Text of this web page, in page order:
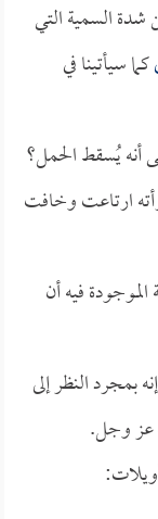
شدة السمية التي
كما سيأتينا في
أنه يُسقط الحمل؟
ارتاعت وخافت
فيه أن
بمجرد النظر إلى
عز وجل.